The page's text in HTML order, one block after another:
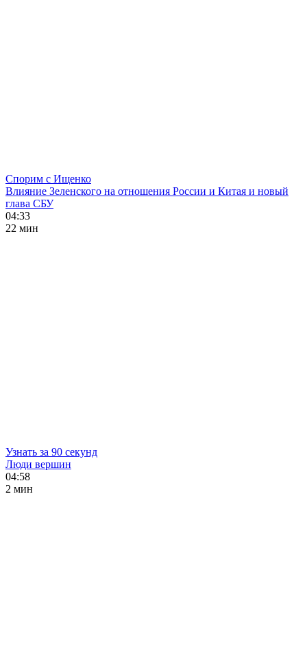
Спорим с Ищенко
Влияние Зеленского на отношения России и Китая и новый
глава СБУ
04:33
22 мин
Узнать за 90 секунд
Люди вершин
04:58
2 мин